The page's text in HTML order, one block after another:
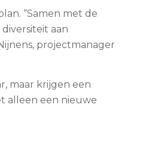
“Samen met de
aan
projectmanager
maar krijgen een
alleen een nieuwe